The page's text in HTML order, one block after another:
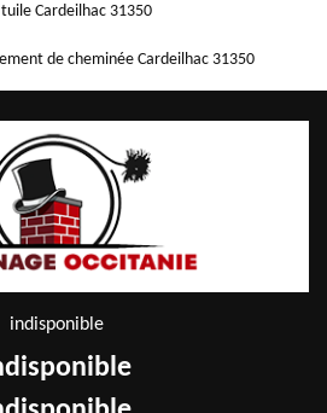
Cardeilhac 31350
de cheminée Cardeilhac 31350
indisponible